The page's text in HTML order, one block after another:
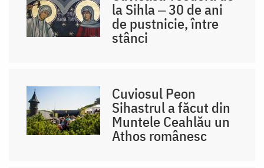
la Sihla ‒ 30 de ani
de pustnicie, între
stânci
Cuviosul Peon
Sihastrul a făcut din
Muntele Ceahlău un
Athos românesc